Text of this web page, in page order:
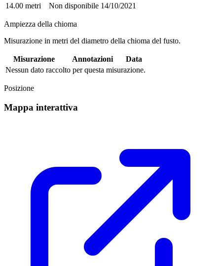
14.00 metri
Non disponibile 14/10/2021
Ampiezza della chioma
Misurazione in metri del diametro della chioma del fusto.
Misurazione Annotazioni
Data
Nessun dato raccolto per questa misurazione.
Posizione
Mappa interattiva